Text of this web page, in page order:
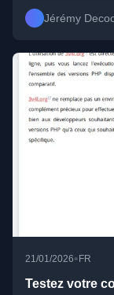
Jérémy
21/01/2026• FR
Testez votre